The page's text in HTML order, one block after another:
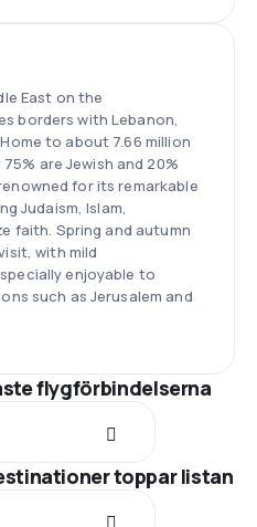
East on the
borders with Lebanon,
to about 7.66 million
are Jewish and 20%
for its remarkable
Judaism, Islam,
faith. Spring and autumn
with mild
enjoyable to
such as Jerusalem and
flygförbindelserna
toppar listan